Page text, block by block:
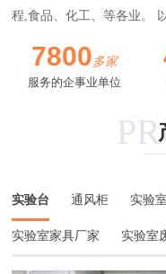
程,食品、化工、等各业。
作者提供一个良好的实验
7800多家
服务的企事业单位
实验台 通风柜 实验
实验室家具厂家 实验室